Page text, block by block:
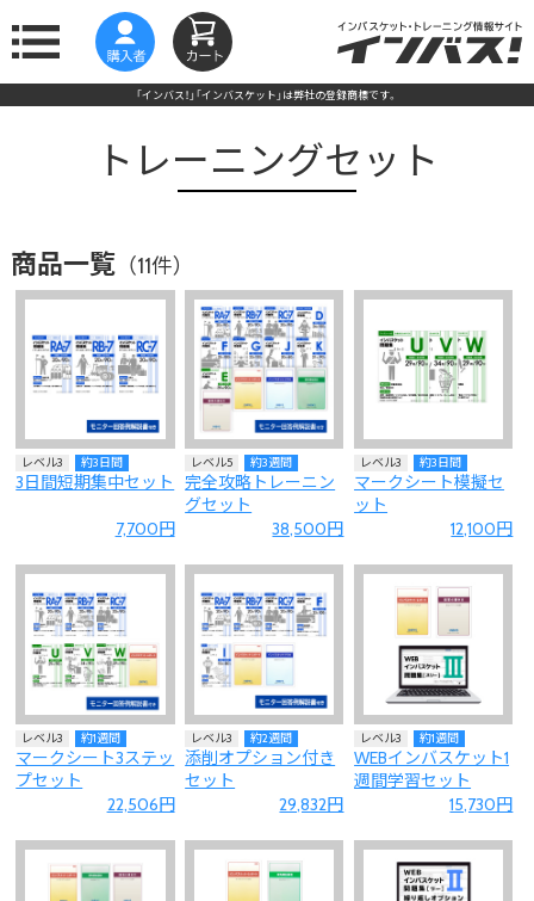
「インバス！」「インバスケット」は弊社の登録商標です。
トレーニングセット
商品一覧 （11件）
レベル3 約3日間
3日間短期集中セット
7,700円
レベル5 約3週間
完全攻略トレーニン
グセット
38,500円
レベル3 約3日間
マークシート模擬セ
ット
12,100円
レベル3 約1週間
マークシート3ステッ
プセット
22,506円
レベル3 約2週間
添削オプション付き
セット
29,832円
レベル3 約1週間
WEBインバスケット1
週間学習セット
15,730円